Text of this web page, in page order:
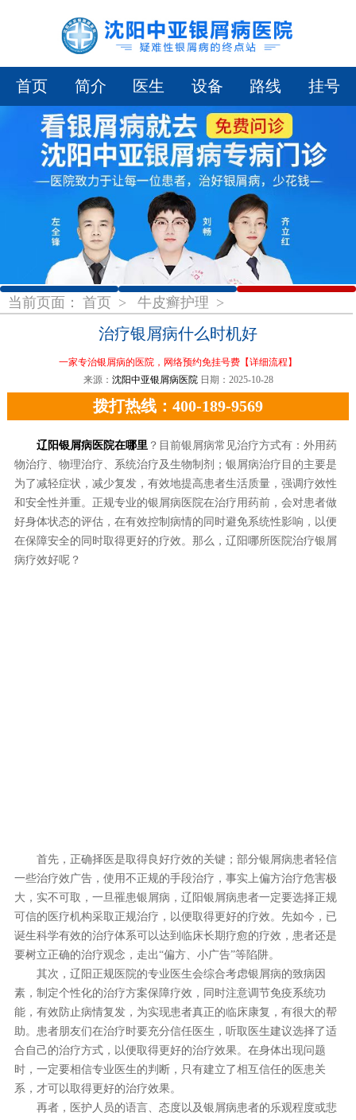
首页 简介 医生 设备 路线 挂号
1 2 3
当前页面： 首页 > 牛皮癣护理 >
治疗银屑病什么时机好
一家专治银屑病的医院，网络预约免挂号费 【详细流程】
来源： 沈阳中亚银屑病医院 日期：2025-10-28
拨打热线：400-189-9569
辽阳银屑病医院在哪里？目前银屑病常见治疗方式有：外用药
物治疗、物理治疗、系统治疗及生物制剂；银屑病治疗目的主要是
为了减轻症状，减少复发，有效地提高患者生活质量，强调疗效性
和安全性并重。正规专业的银屑病医院在治疗用药前，会对患者做
好身体状态的评估，在有效控制病情的同时避免系统性影响，以便
在保障安全的同时取得更好的疗效。那么，辽阳哪所医院治疗银屑
病疗效好呢？
首先，正确择医是取得良好疗效的关键；部分银屑病患者轻信
一些治疗效广告，使用不正规的手段治疗，事实上偏方治疗危害极
大，实不可取，一旦罹患银屑病，辽阳银屑病患者一定要选择正规
可信的医疗机构采取正规治疗，以便取得更好的疗效。先如今，已
诞生科学有效的治疗体系可以达到临床长期疗愈的疗效，患者还是
要树立正确的治疗观念，走出“偏方、小广告”等陷阱。
其次，辽阳正规医院的专业医生会综合考虑银屑病的致病因
素，制定个性化的治疗方案保障疗效，同时注意调节免疫系统功
能，有效防止病情复发，为实现患者真正的临床康复，有很大的帮
助。患者朋友们在治疗时要充分信任医生，听取医生建议选择了适
合自己的治疗方式，以便取得更好的治疗效果。在身体出现问题
时，一定要相信专业医生的判断，只有建立了相互信任的医患关
系，才可以取得更好的治疗效果。
再者，医护人员的语言、态度以及银屑病患者的乐观程度或悲